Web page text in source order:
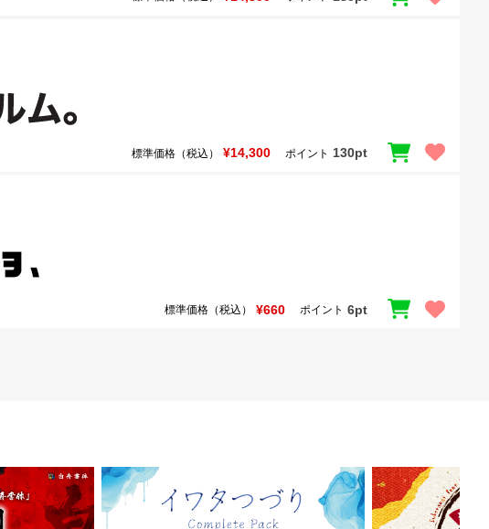
標準価格（税込） ¥14,300 ポイント 130pt
標準価格（税込） ¥660 ポイント 6pt